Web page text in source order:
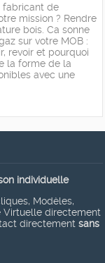
fabricant de
mission ? Rendre
bois. Ca sonne
sur votre MOB :
revoir et pourquoi
la forme de la
avec une
individuelle
Modèles,
Virtuelle directement
directement sans